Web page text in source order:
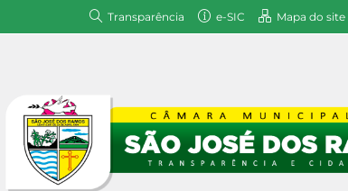
Transparência e-SIC Mapa do site